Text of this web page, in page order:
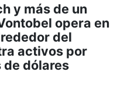
y más de un
opera en
del
activos por
dólares